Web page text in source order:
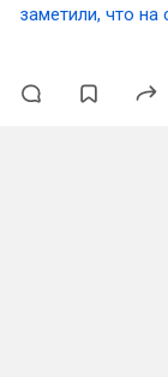
заметили, что